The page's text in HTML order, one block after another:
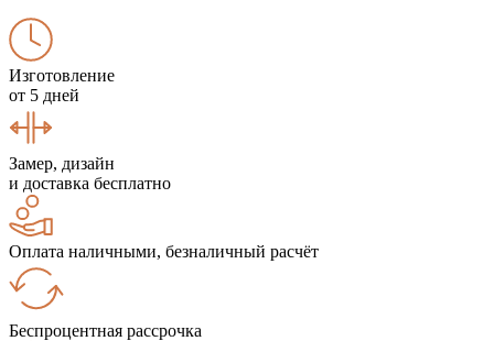
Изготовление
от 5 дней
Замер, дизайн
и доставка бесплатно
Оплата наличными, безналичный расчёт
Беспроцентная рассрочка